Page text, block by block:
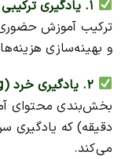
ترکیب آموزش حضوری
و بهینه‌سازی
دقیقه) که یادگیری
می‌کند.